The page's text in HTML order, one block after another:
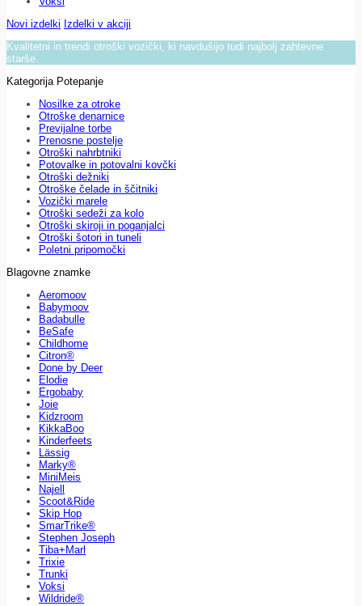
Novi izdelki Izdelki v akciji
Kvalitetni in trendi otroški vozički, ki navdušijo tudi najbolj zahtevne
starše.
Kategorija Potepanje
Nosilke za otroke
Otroške denarnice
Previjalne torbe
Prenosne postelje
Otroški nahrbtniki
Potovalke in potovalni kovčki
Otroški dežniki
Otroške čelade in ščitniki
Vozički marele
Otroški sedeži za kolo
Otroški skiroji in poganjalci
Otroški šotori in tuneli
Poletni pripomočki
Blagovne znamke
Aeromoov
Babymoov
Badabulle
BeSafe
Childhome
Citron®
Done by Deer
Elodie
Ergobaby
Joie
Kidzroom
KikkaBoo
Kinderfeets
Lässig
Marky®
MiniMeis
Najell
Scoot&Ride
Skip Hop
SmarTrike®
Stephen Joseph
Tiba+Marl
Trixie
Trunki
Voksi
Wildride®